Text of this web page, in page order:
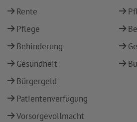
Rente
Pflege
Behinderung
Gesundheit
Bürgergeld
Patientenverfügung
Vorsorgevollmacht